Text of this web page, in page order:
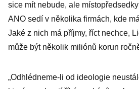
sice mít nebude, ale
ANO sedí v několika firmách, kde
Jaké z nich má příjmy, říct nechce,
může být několik miliónů korun
„Odhlédneme-li od ideologie